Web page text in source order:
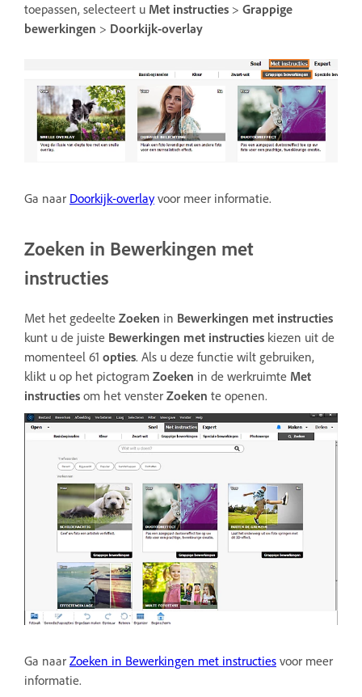
toepassen, selecteert u Met instructies > Grappige
bewerkingen > Doorkijk-overlay
Ga naar Doorkijk-overlayvoor meer informatie.
Zoeken in Bewerkingen met
instructies
Met het gedeelte Zoeken in Bewerkingen met instructies
kunt u de juiste Bewerkingen met instructies kiezen uit de
momenteel 61 opties. Als u deze functie wilt gebruiken,
klikt u op het pictogram Zoeken in de werkruimte Met
instructies om het venster Zoeken te openen.
Ga naar Zoeken in Bewerkingen met instructies voor meer
informatie.